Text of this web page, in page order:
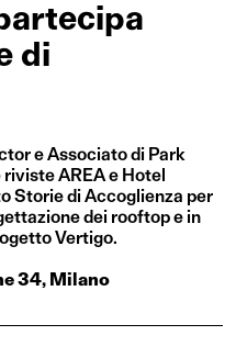
di
e Associato di Park
AREA e Hotel
Storie di Accoglienza per
dei rooftop e in
Vertigo.
34, Milano